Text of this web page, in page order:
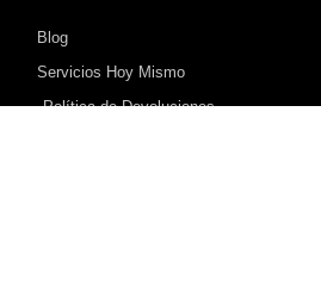
Blog
Servicios Hoy Mismo
Política de Devoluciones